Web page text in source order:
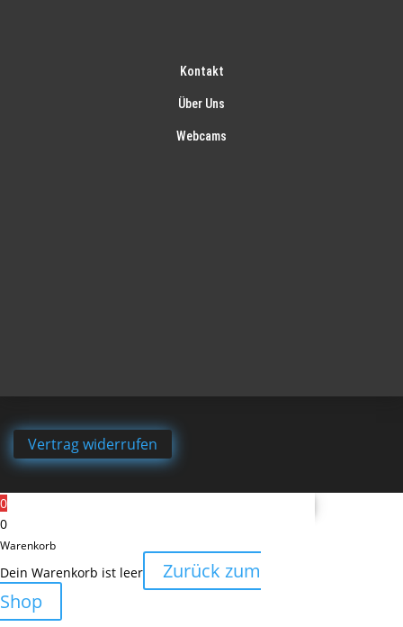
Kontakt
Über Uns
Webcams
Vertrag widerrufen
0
0
Warenkorb
Dein Warenkorb ist leer
Zurück zum
Shop